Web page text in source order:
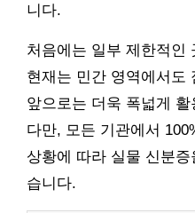
니다.
처음에는 일부 제한적인
현재는 민간 영역에서도
앞으로는 더욱 폭넓게
다만, 모든 기관에서
상황에 따라 실물 신분
습니다.